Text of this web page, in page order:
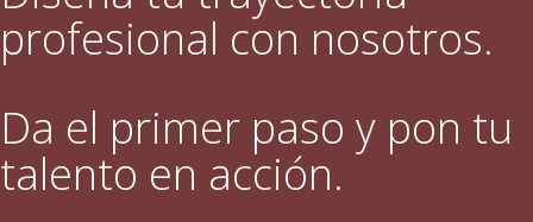
profesional con nosotros.
Da el primer paso y pon tu
talento en acción.